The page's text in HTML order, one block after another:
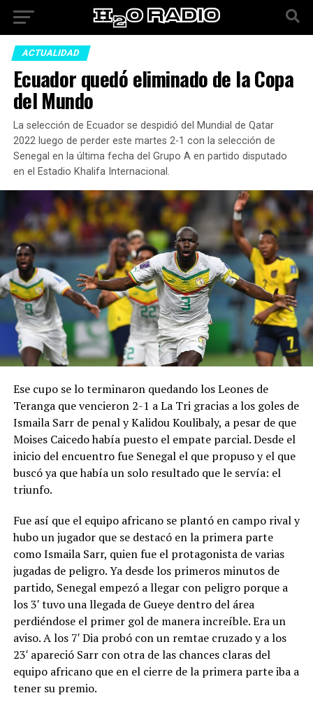
ACTUALIDAD
Ecuador quedó eliminado de la Copa
del Mundo
La selección de Ecuador se despidió del Mundial de Qatar
2022 luego de perder este martes 2-1 con la selección de
Senegal en la última fecha del Grupo A en partido disputado
en el Estadio Khalifa Internacional.
Ese cupo se lo terminaron quedando los Leones de
Teranga que vencieron 2-1 a La Tri gracias a los goles de
Ismaila Sarr de penal y Kalidou Koulibaly, a pesar de que
Moises Caicedo había puesto el empate parcial. Desde el
inicio del encuentro fue Senegal el que propuso y el que
buscó ya que había un solo resultado que le servía: el
triunfo.
Fue así que el equipo africano se plantó en campo rival y
hubo un jugador que se destacó en la primera parte
como Ismaila Sarr, quien fue el protagonista de varias
jugadas de peligro. Ya desde los primeros minutos de
partido, Senegal empezó a llegar con peligro porque a
los 3′ tuvo una llegada de Gueye dentro del área
perdiéndose el primer gol de manera increíble. Era un
aviso. A los 7′ Dia probó con un remtae cruzado y a los
23′ apareció Sarr con otra de las chances claras del
equipo africano que en el cierre de la primera parte iba a
tener su premio.